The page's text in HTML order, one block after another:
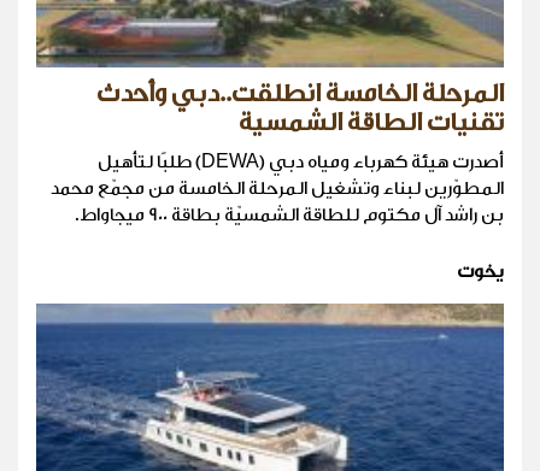
المرحلة الخامسة انطلقت..دبي وأحدث
تقنيات الطاقة الشمسية
أصدرت هيئة كهرباء ومياه دبي (DEWA) طلبًا لتأهيل
المطوّرين لبناء وتشغيل المرحلة الخامسة من مجمّع محمد
بن راشد آل مكتوم للطاقة الشمسيّة بطاقة 900 ميجاواط.
يخوت